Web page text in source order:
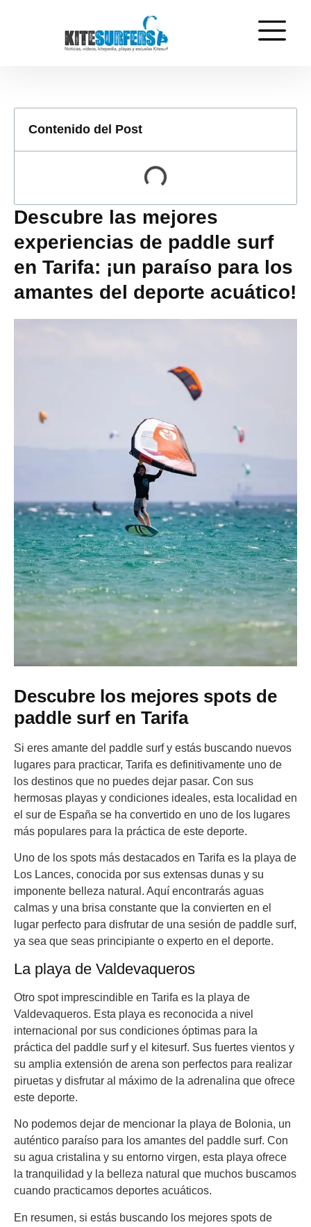
Descubre las mejores
experiencias de paddle surf
en Tarifa: ¡un paraíso para los
amantes del deporte acuático!
Descubre los mejores spots de
paddle surf en Tarifa
Si eres amante del paddle surf y estás buscando nuevos
lugares para practicar, Tarifa es definitivamente uno de
los destinos que no puedes dejar pasar. Con sus
hermosas playas y condiciones ideales, esta localidad en
el sur de España se ha convertido en uno de los lugares
más populares para la práctica de este deporte.
Uno de los spots más destacados en Tarifa es la playa de
Los Lances, conocida por sus extensas dunas y su
imponente belleza natural. Aquí encontrarás aguas
calmas y una brisa constante que la convierten en el
lugar perfecto para disfrutar de una sesión de paddle surf,
ya sea que seas principiante o experto en el deporte.
La playa de Valdevaqueros
Otro spot imprescindible en Tarifa es la playa de
Valdevaqueros. Esta playa es reconocida a nivel
internacional por sus condiciones óptimas para la
práctica del paddle surf y el kitesurf. Sus fuertes vientos y
su amplia extensión de arena son perfectos para realizar
piruetas y disfrutar al máximo de la adrenalina que ofrece
este deporte.
No podemos dejar de mencionar la playa de Bolonia, un
auténtico paraíso para los amantes del paddle surf. Con
su agua cristalina y su entorno virgen, esta playa ofrece
la tranquilidad y la belleza natural que muchos buscamos
cuando practicamos deportes acuáticos.
En resumen, si estás buscando los mejores spots de
Contenido del Post